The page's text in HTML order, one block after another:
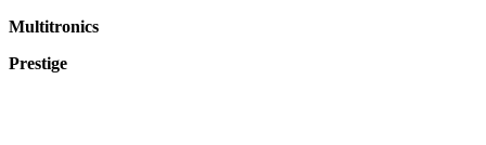
Multitronics
Prestige